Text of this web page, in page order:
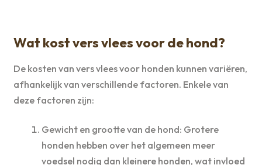
Wat kost vers vlees voor de hond?
De kosten van vers vlees voor honden kunnen variëren,
afhankelijk van verschillende factoren. Enkele van
deze factoren zijn:
Gewicht en grootte van de hond: Grotere
honden hebben over het algemeen meer
voedsel nodig dan kleinere honden, wat invloed